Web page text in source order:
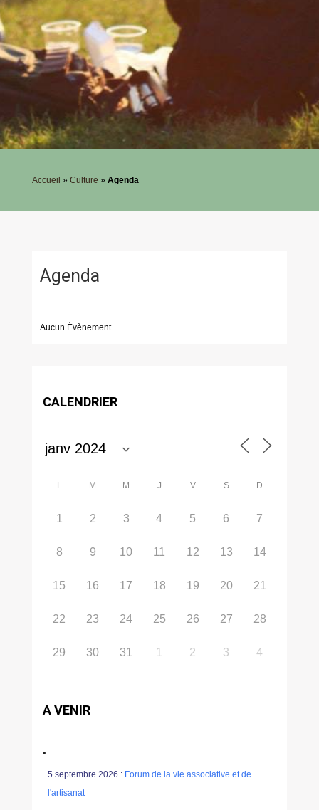
Accueil » Culture » Agenda
Agenda
Aucun Évènement
CALENDRIER
L M M J V S D
1 2 3 4 5 6 7
8 9 10 11 12 13 14
15 16 17 18 19 20 21
22 23 24 25 26 27 28
29 30 31 1 2 3 4
A VENIR
5 septembre 2026 : Forum de la vie associative et de
l'artisanat